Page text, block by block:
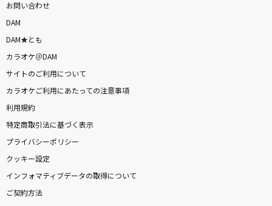
Let It Go～ありのままで～
松たか子
アイデンティティ
サカナクション
[生音]風の詩を聴かせて
お問い合わせ
DAM
DAM★とも
カラオケ＠DAM
サイトのご利用について
カラオケご利用にあたっての注意事項
利用規約
特定商取引法に基づく表示
プライバシーポリシー
クッキー設定
インフォマティブデータの取得について
ご契約方法